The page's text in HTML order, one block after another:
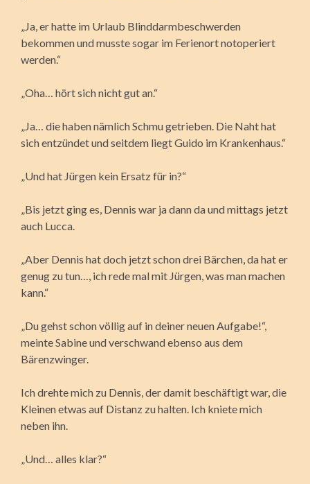
„Ja, er hatte im Urlaub Blinddarmbeschwerden
bekommen und musste sogar im Ferienort notoperiert
werden.“
„Oha… hört sich nicht gut an.“
„Ja… die haben nämlich Schmu getrieben. Die Naht hat
sich entzündet und seitdem liegt Guido im Krankenhaus.“
„Und hat Jürgen kein Ersatz für in?“
„Bis jetzt ging es, Dennis war ja dann da und mittags jetzt
auch Lucca.
„Aber Dennis hat doch jetzt schon drei Bärchen, da hat er
genug zu tun…, ich rede mal mit Jürgen, was man machen
kann.“
„Du gehst schon völlig auf in deiner neuen Aufgabe!“,
meinte Sabine und verschwand ebenso aus dem
Bärenzwinger.
Ich drehte mich zu Dennis, der damit beschäftigt war, die
Kleinen etwas auf Distanz zu halten. Ich kniete mich
neben ihn.
„Und… alles klar?“